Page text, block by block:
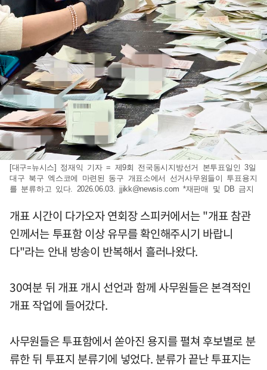
[대구=뉴시스] 정재익 기자 = 제9회 전국동시지방선거 본투표일인 3일
대구 북구 엑스코에 마련된 동구 개표소에서 선거사무원들이 투표용지
를 분류하고 있다. 2026.06.03. jjikk@newsis.com *재판매 및 DB 금지
개표 시간이 다가오자 연회장 스피커에서는 "개표 참관
인께서는 투표함 이상 유무를 확인해주시기 바랍니
다"라는 안내 방송이 반복해서 흘러나왔다.
30여분 뒤 개표 개시 선언과 함께 사무원들은 본격적인
개표 작업에 들어갔다.
사무원들은 투표함에서 쏟아진 용지를 펼쳐 후보별로 분
류한 뒤 투표지 분류기에 넣었다. 분류가 끝난 투표지는